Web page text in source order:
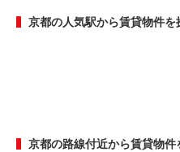
京都の人気駅から賃貸物件を
京都の路線付近から賃貸物件